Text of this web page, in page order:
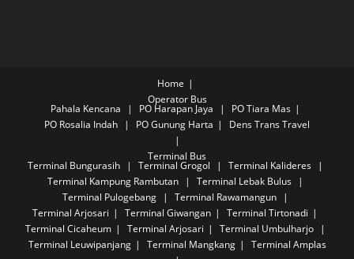
Home
Operator Bus
Pahala Kencana PO Harapan Jaya
PO Tiara Mas
PO Rosalia Indah
PO Gunung Harta Dens Trans Travel
Terminal Bus
Terminal Bungurasih Terminal Grogol
Terminal Kalideres
Terminal Kampung Rambutan
Terminal Lebak Bulus
Terminal Pulogebang
Terminal Rawamangun
Terminal Arjosari
Terminal Giwangan
Terminal Tirtonadi
Terminal Cicaheum
Terminal Arjosari
Terminal Umbulharjo
Terminal Leuwipanjang
Terminal Mangkang Terminal Amplas